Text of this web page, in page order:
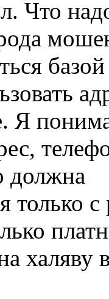
Что
Я
должна
только
халяву